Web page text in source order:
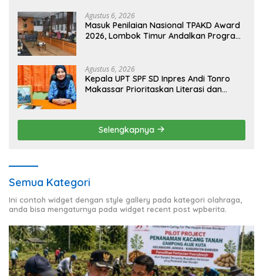
Agustus 6, 2026
Masuk Penilaian Nasional TPAKD Award
2026, Lombok Timur Andalkan Program
Agustus 6, 2026
Kepala UPT SPF SD Inpres Andi Tonro
Makassar Prioritaskan Literasi dan
Selengkapnya
Semua Kategori
Ini contoh widget dengan style gallery pada kategori olahraga,
anda bisa mengaturnya pada widget recent post wpberita.